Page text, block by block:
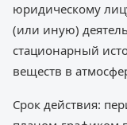
юридическому
(или иную)
стационарный
веществ в
Срок действия: